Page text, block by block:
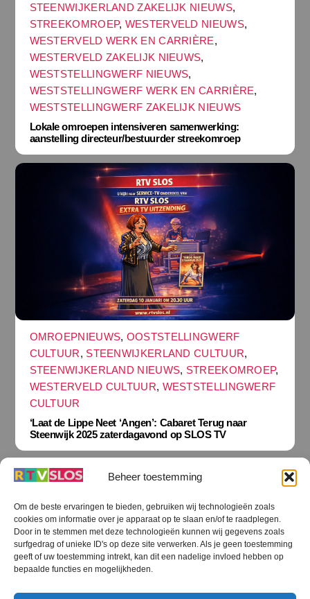
Beheer toestemming
Om de beste ervaringen te bieden, gebruiken wij technologieën zoals
cookies om informatie over je apparaat op te slaan en/of te raadplegen.
Door in te stemmen met deze technologieën kunnen wij gegevens zoals
surfgedrag of unieke ID's op deze site verwerken. Als je geen toestemming
geeft of uw toestemming intrekt, kan dit een nadelige invloed hebben op
bepaalde functies en mogelijkheden.
STEENWIJKERLAND ZAKELIJK NIEUWS,
STREEKOMROEP, WESTERVELD NIEUWS,
WESTERVELD WERK EN CARRIÈRE,
WESTERVELD ZAKELIJK NIEUWS,
WESTSTELLINGWERF NIEUWS,
WESTSTELLINGWERF WERK EN CARRIÈRE,
WESTSTELLINGWERF ZAKELIJK NIEUWS
Lokale omroepen intensiveren samenwerking:
aanstelling directeur/bestuurder streekomroep
OMROEPNIEUWS, OOSTSTELLINGWERF
CULTUUR, STEENWIJKERLAND CULTUUR,
STEENWIJKERLAND NIEUWS, STREEKOMROEP,
WESTERVELD CULTUUR, WESTSTELLINGWERF
CULTUUR
‘Laat de Lippe Neet ‘Angen’: Cabaret Terug naar
Steenwijk 2025 zaterdagavond op SLOS TV
Terug
naar
boven
RTV SLOS